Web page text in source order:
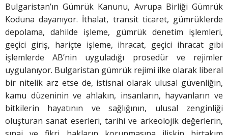
Bulgaristan’ın Gümrük Kanunu, Avrupa Birliği Gümrük
Koduna dayanıyor. İthalat, transit ticaret, gümrüklerde
depolama, dahilde işleme, gümrük denetim işlemleri,
geçici giriş, hariçte işleme, ihracat, geçici ihracat gibi
işlemlerde AB’nin uyguladığı prosedür ve rejimler
uygulanıyor. Bulgaristan gümrük rejimi ilke olarak liberal
bir nitelik arz etse de, istisnai olarak ulusal güvenliğin,
kamu düzeninin ve ahlakın, insanların, hayvanların ve
bitkilerin hayatının ve sağlığının, ulusal zenginliği
oluşturan sanat eserleri, tarihi ve arkeolojik değerlerin,